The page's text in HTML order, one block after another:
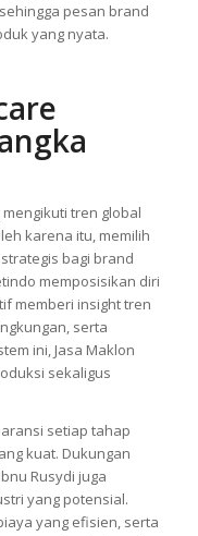
pesan brand
yang nyata.
tren global
karena itu, memilih
bagi brand
memposisikan diri
memberi insight tren
serta
ini, Jasa Maklon
sekaligus
setiap tahap
kuat. Dukungan
Rusydi juga
yang potensial.
yang efisien, serta